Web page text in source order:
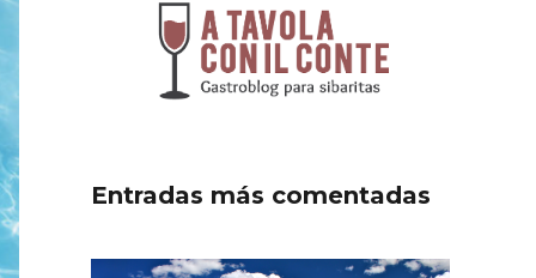
Entradas más comentadas